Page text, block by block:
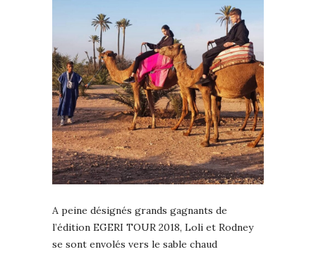
A peine désignés grands gagnants de
l’édition EGERI TOUR 2018, Loli et Rodney
se sont envolés vers le sable chaud